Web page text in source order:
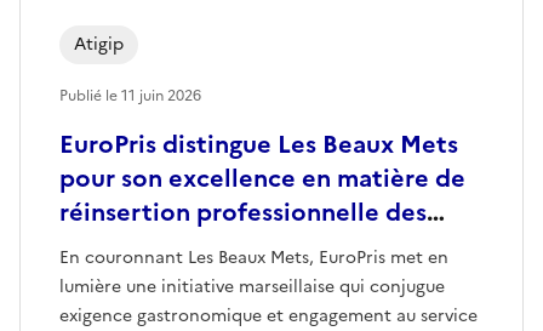
EuroPris distingue Les Beaux Mets
pour son excellence en matière de
réinsertion professionnelle des
personnes détenues
En couronnant Les Beaux Mets, EuroPris met en
lumière une initiative marseillaise qui conjugue
exigence gastronomique et engagement au service
Atigip
Publié le11 juin 2026